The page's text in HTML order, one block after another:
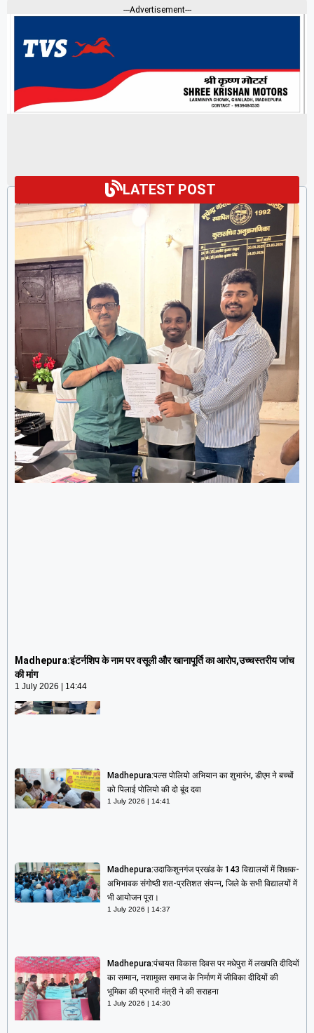
---Advertisement---
LATEST POST
Madhepura:इंटर्नशिप के नाम पर वसूली और खानापूर्ति का आरोप,उच्चस्तरीय जांच
की मांग
1 July 2026 14:44
1 July 2026 14:44
Madhepura:पल्स पोलियो अभियान का शुभारंभ, डीएम ने बच्चों
को पिलाई पोलियो की दो बूंद दवा
1 July 2026 14:41
Madhepura:उदाकिशुनगंज प्रखंड के 143 विद्यालयों में शिक्षक-
अभिभावक संगोष्ठी शत-प्रतिशत संपन्न, जिले के सभी विद्यालयों में
भी आयोजन पूरा।
1 July 2026 14:37
Madhepura:पंचायत विकास दिवस पर मधेपुरा में लखपति दीदियों
का सम्मान, नशामुक्त समाज के निर्माण में जीविका दीदियों की
भूमिका की प्रभारी मंत्री ने की सराहना
1 July 2026 14:30